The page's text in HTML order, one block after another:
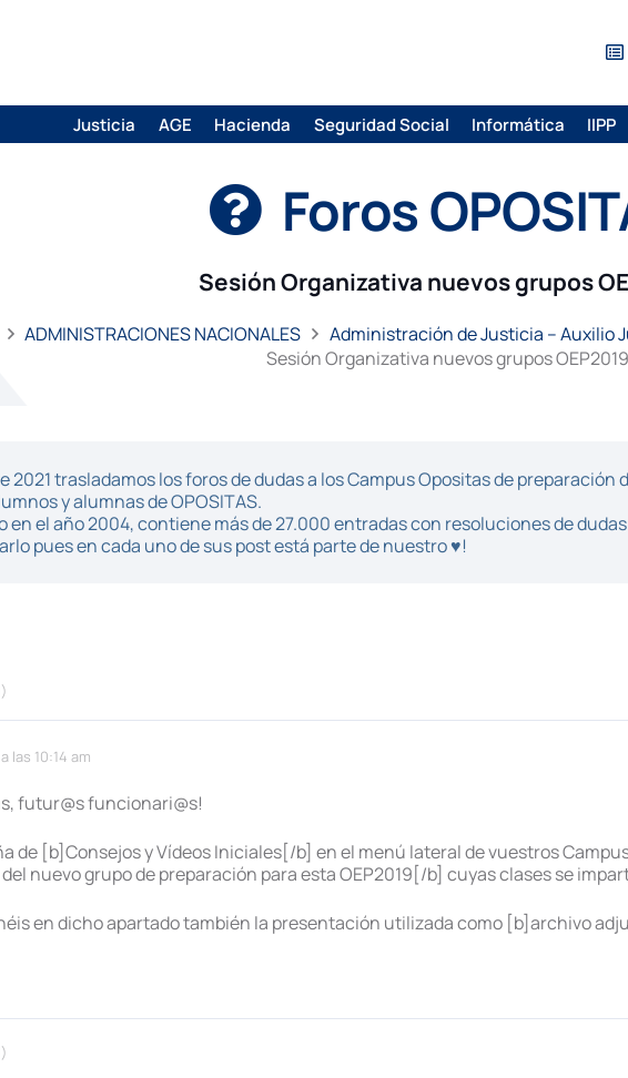
Justicia AGE Hacienda Seguridad Social Informática IIPP
Foros
Sesión Organizativa nuevos grupos
ADMINISTRACIONES NACIONALES
Administración de Justicia – Auxilio
Sesión Organizativa nuevos grupos OEP2019
2021 trasladamos los foros de dudas a los Campus Opositas de
y alumnas de OPOSITAS.
en el año 2004, contiene más de 27.000 entradas con resoluciones de
pues en cada uno de sus post está parte de nuestro ♥!
las 10:14 am
futur@s funcionari@s!
de [b]Consejos y Vídeos Iniciales[/b] en el menú lateral de vuestros
nuevo grupo de preparación para esta OEP2019[/b] cuyas clases se
en dicho apartado también la presentación utilizada como [b]archivo